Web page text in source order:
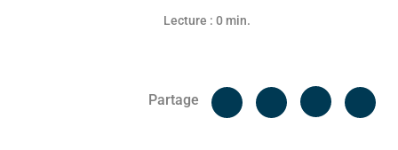
Lecture : 0 min.
Partage
Facebook